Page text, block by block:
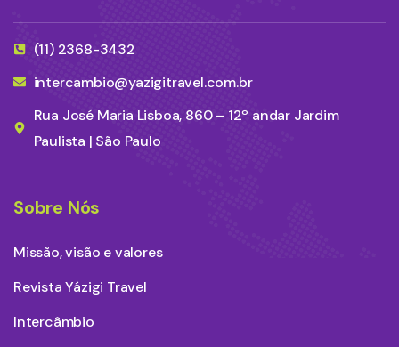
(11) 2368-3432
intercambio@yazigitravel.com.br
Rua José Maria Lisboa, 860 – 12º andar Jardim
Paulista | São Paulo
Sobre Nós
Missão, visão e valores
Revista Yázigi Travel
Intercâmbio